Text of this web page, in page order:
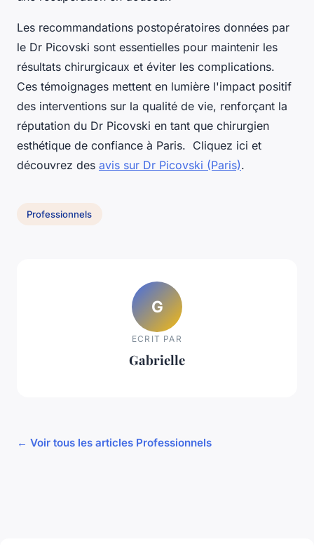
Les recommandations postopératoires données par
le Dr Picovski sont essentielles pour maintenir les
résultats chirurgicaux et éviter les complications.
Ces témoignages mettent en lumière l'impact positif
des interventions sur la qualité de vie, renforçant la
réputation du Dr Picovski en tant que chirurgien
esthétique de confiance à Paris. Cliquez ici et
découvrez des avis sur Dr Picovski (Paris).
Professionnels
G
ECRIT PAR
Gabrielle
← Voir tous les articles Professionnels